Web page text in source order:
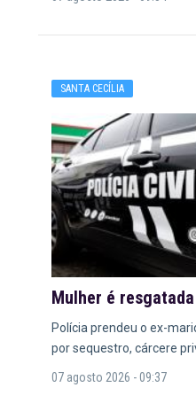
SANTA CECÍLIA
Mulher é
Polícia prendeu o ex-
por sequestro, cárcere
07 agosto 2026 - 09:37